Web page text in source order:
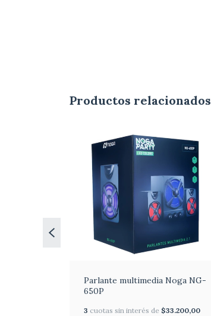
Productos relacionados
Parlante multimedia Noga NG-
650P
3 cuotas sin interés de $33.200,00